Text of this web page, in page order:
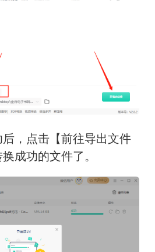
，点击【前往导出文件
成功的文件了。